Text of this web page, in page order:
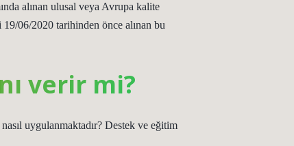
alınan ulusal veya Avrupa kalite
06/2020 tarihinden önce alınan bu
verir mi?
uygulanmaktadır? Destek ve eğitim